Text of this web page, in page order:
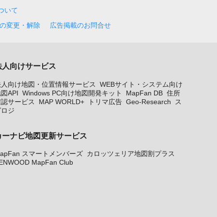
いて
変更・解除
広告掲載のお問合せ
人向けサービス
向け地図・位置情報サービス
WEBサイト・システム向け
API Windows PC向け地図開発キット MapFan DB 住所
サービス
MAP WORLD+ トリマ広告 Geo-Research
ス
ジ
ーナビ地図更新サービス
スマートメンバーズ カロッツェリア地図割プラス
MapFan Club